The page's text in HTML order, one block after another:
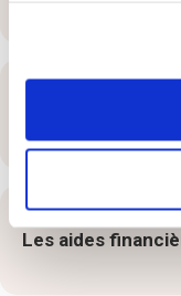
Une agence à
Les aides